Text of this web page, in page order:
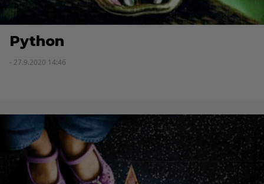
Python
- 27.9.2020 14:46